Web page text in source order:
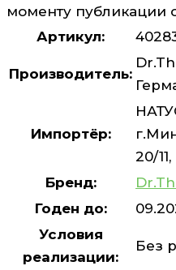
моменту публикации
Артикул:
Производитель:
Импортёр:
20/
Бренд:
Годен до:
Условия
реализации:
Без